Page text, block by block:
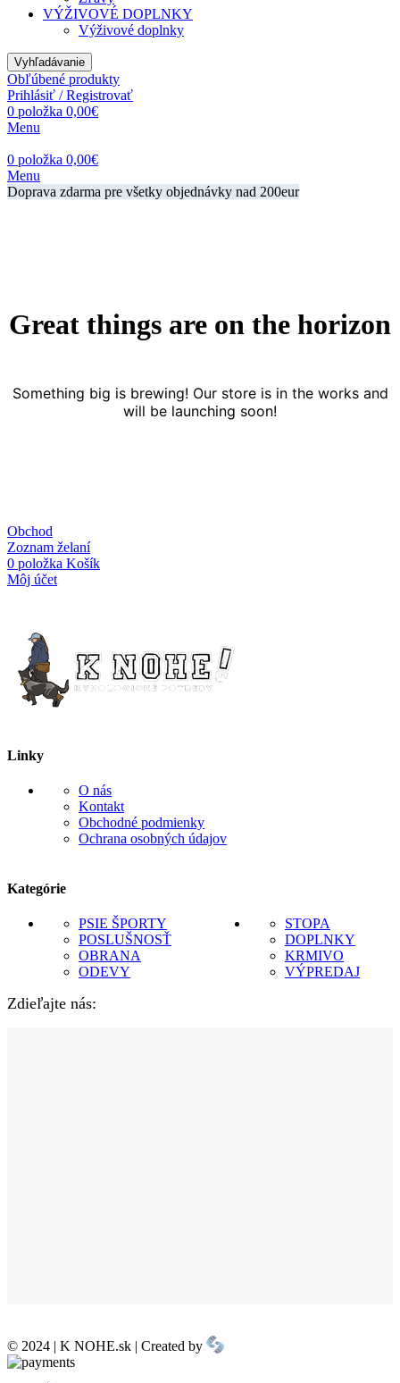
VÝŽIVOVÉ DOPLNKY
Výživové doplnky
Vyhľadávanie
Obľúbené produkty
Prihlásiť / Registrovať
0 položka 0,00€
Menu
0 položka 0,00€
Menu
Doprava zdarma pre všetky objednávky nad 200eur
Great things are on the horizon
Something big is brewing! Our store is in the works and
will be launching soon!
Obchod
Zoznam želaní
0 položka Košík
Môj účet
Linky
O nás
Kontakt
Obchodné podmienky
Ochrana osobných údajov
Kategórie
PSIE ŠPORTY
POSLUŠNOSŤ
OBRANA
ODEVY
STOPA
DOPLNKY
KRMIVO
VÝPREDAJ
Zdieľajte nás:
© 2024 | K NOHE.sk | Created by